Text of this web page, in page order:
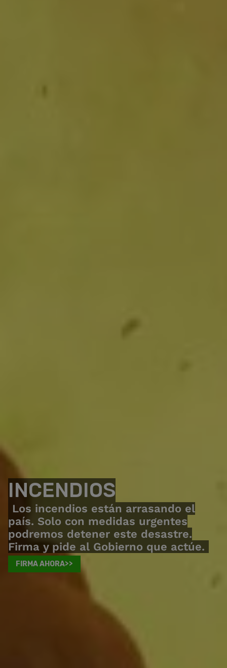
INCENDIOS
Los incendios están arrasando el
país. Solo con medidas urgentes
podremos detener este desastre.
Firma y pide al Gobierno que actúe.
FIRMA AHORA>>